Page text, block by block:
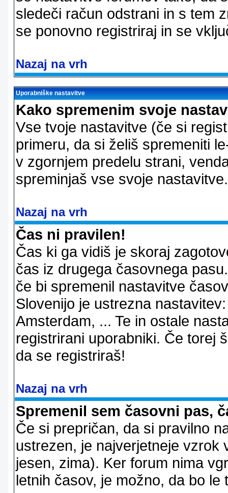
sledeči račun odstrani in s tem
se ponovno registriraj in se
Nazaj na vrh
Uporabniške nastavitve
Kako spremenim svoje
Vse tvoje nastavitve (če si
primeru, da si želiš spremeniti
v zgornjem predelu strani,
spreminjaš vse svoje nastavitve.
Nazaj na vrh
Čas ni pravilen!
Čas ki ga vidiš je skoraj
čas iz drugega časovnega
če bi spremenil nastavitve
Slovenijo je ustrezna
Amsterdam, ... Te in ostale
registrirani uporabniki. Če torej
da se registriraš!
Nazaj na vrh
Spremenil sem časovni pas,
Če si prepričan, da si pravilno
ustrezen, je najverjetneje vzrok
jesen, zima). Ker forum nima
letnih časov, je možno, da bo le